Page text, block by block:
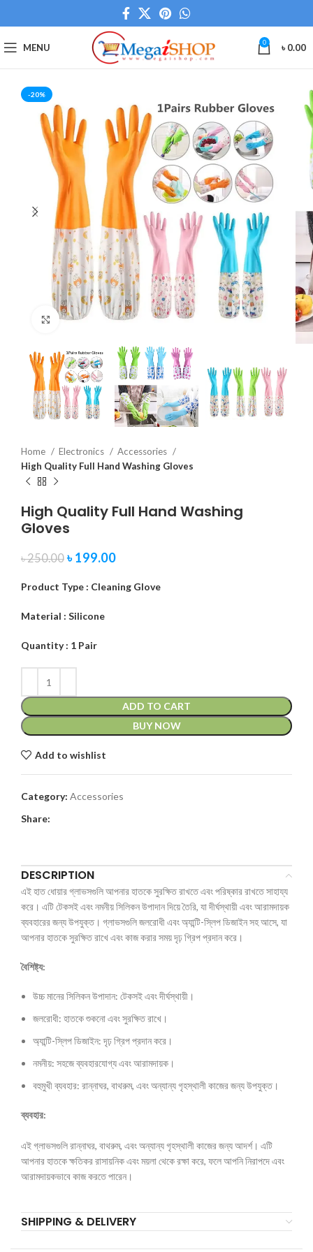
MENU 0 ৳0.00
-20%
Click to enlarge
Home Electronics
Accessories
High Quality Full Hand Washing Gloves
High Quality Full Hand Washing
Gloves
৳250.00 ৳199.00
Product Type : Cleaning Glove
Material : Silicone
Quantity : 1 Pair
ADD TO CART
BUY NOW
Add to wishlist
Category: Accessories
Share:
DESCRIPTION
এই হাত ধোয়ার গ্লাভসগুলি আপনার হাতকে সুরক্ষিত রাখতে এবং পরিষ্কার রাখতে সাহায্য
করে। এটি টেকসই এবং নমনীয় সিলিকন উপাদান দিয়ে তৈরি, যা দীর্ঘস্থায়ী এবং আরামদায়ক
ব্যবহারের জন্য উপযুক্ত। গ্লাভসগুলি জলরোধী এবং অ্যান্টি-স্লিপ ডিজাইন সহ আসে, যা
আপনার হাতকে সুরক্ষিত রাখে এবং কাজ করার সময় দৃঢ় গ্রিপ প্রদান করে।
বৈশিষ্ট্য:
উচ্চ মানের সিলিকন উপাদান: টেকসই এবং দীর্ঘস্থায়ী।
জলরোধী: হাতকে শুকনো এবং সুরক্ষিত রাখে।
অ্যান্টি-স্লিপ ডিজাইন: দৃঢ় গ্রিপ প্রদান করে।
নমনীয়: সহজে ব্যবহারযোগ্য এবং আরামদায়ক।
বহুমুখী ব্যবহার: রান্নাঘর, বাথরুম, এবং অন্যান্য গৃহস্থালী কাজের জন্য উপযুক্ত।
ব্যবহার:
এই গ্লাভসগুলি রান্নাঘর, বাথরুম, এবং অন্যান্য গৃহস্থালী কাজের জন্য আদর্শ। এটি
আপনার হাতকে ক্ষতিকর রাসায়নিক এবং ময়লা থেকে রক্ষা করে, ফলে আপনি নিরাপদে এবং
আরামদায়কভাবে কাজ করতে পারেন।
SHIPPING & DELIVERY